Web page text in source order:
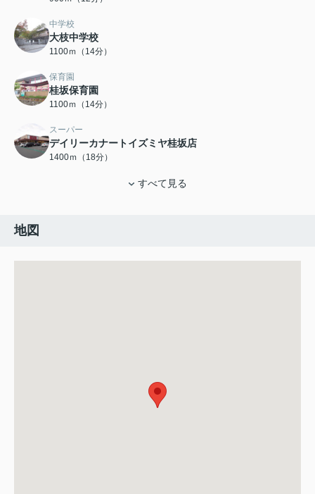
中学校
大枝中学校
1100ｍ（14分）
保育園
桂坂保育園
1100ｍ（14分）
スーパー
デイリーカナートイズミヤ桂坂店
1400ｍ（18分）
すべて見る
地図